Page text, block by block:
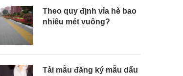
Theo quy định vỉa hè bao
nhiêu mét vuông?
Tải mẫu đăng ký mẫu dấu